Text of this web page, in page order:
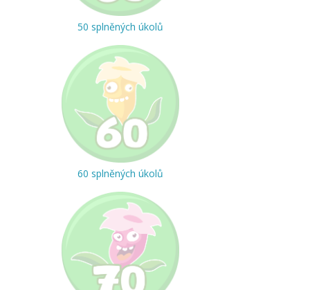
50 splněných úkolů
60 splněných úkolů